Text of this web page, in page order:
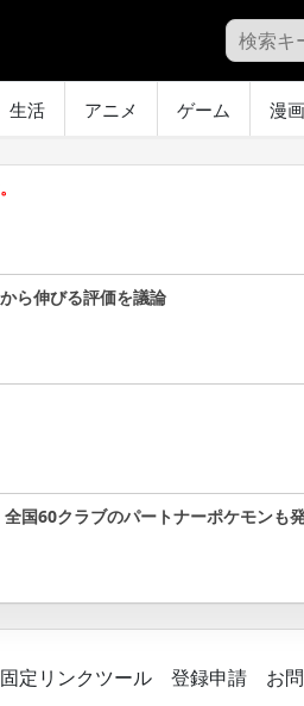
生活 アニメ ゲーム 漫画
ら伸びる評価を議論
国60クラブのパートナーポケモンも
固定リンクツール 登録申請
お